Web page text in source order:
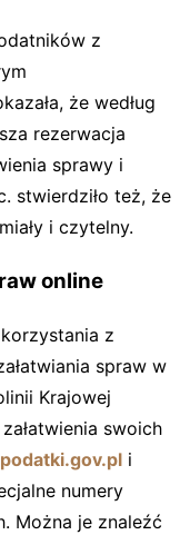
z
że według
rezerwacja
sprawy i
stwierdziło też, że
i czytelny.
online
z
spraw w
Krajowej
swoich
podatki.gov.pl i
numery
Można je znaleźć